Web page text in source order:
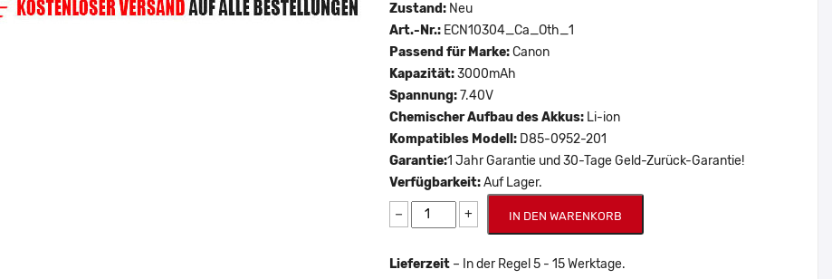
Zustand: Neu
Art.-Nr.: ECN10304_Ca_Oth_1
Passend für Marke:Canon
Kapazität:3000mAh
Spannung:7.40V
Chemischer Aufbau des Akkus: Li-ion
Kompatibles Modell: D85-0952-201
Garantie:1 Jahr Garantie und 30-Tage Geld-Zurück-Garantie!
Verfügbarkeit:Auf Lager.
− + IN DEN WARENKORB
Lieferzeit – In der Regel 5 - 15 Werktage.